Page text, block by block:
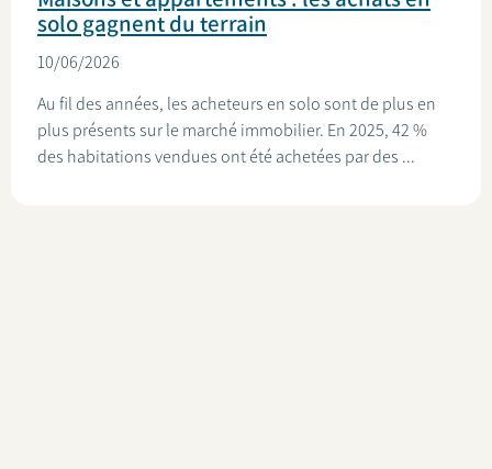
solo gagnent du terrain
10/06/2026
Au fil des années, les acheteurs en solo sont de plus en
plus présents sur le marché immobilier. En 2025, 42 %
des habitations vendues ont été achetées par des ...